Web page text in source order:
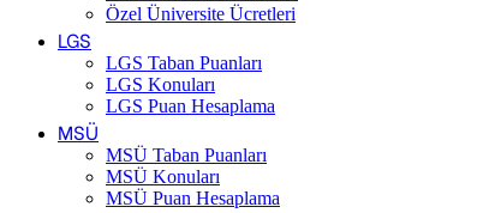
Özel Üniversite Ücretleri
LGS
LGS Taban Puanları
LGS Konuları
LGS Puan Hesaplama
MSÜ
MSÜ Taban Puanları
MSÜ Konuları
MSÜ Puan Hesaplama